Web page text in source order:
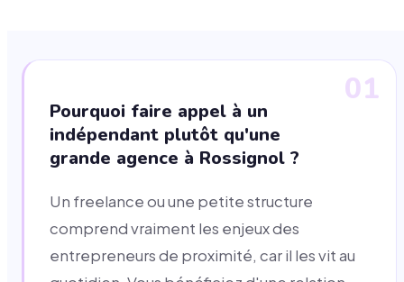
01
Pourquoi faire appel à un
indépendant plutôt qu'une
grande agence à Rossignol ?
Un freelance ou une petite structure
comprend vraiment les enjeux des
entrepreneurs de proximité, car il les vit au